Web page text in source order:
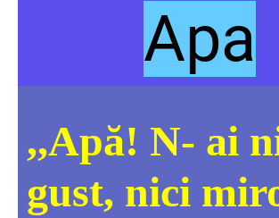
Apa
,,Apă! N- ai
gust, nici